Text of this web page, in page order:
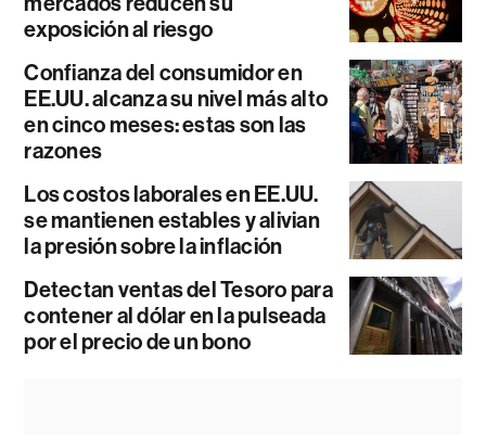
exposición al riesgo
Confianza del consumidor en
EE.UU. alcanza su nivel más alto
en cinco meses: estas son las
razones
Los costos laborales en EE.UU.
se mantienen estables y alivian
la presión sobre la inflación
Detectan ventas del Tesoro para
contener al dólar en la pulseada
por el precio de un bono